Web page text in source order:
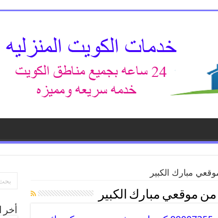
مبارك الكبير
موقعي مبارك الكبير
أخر